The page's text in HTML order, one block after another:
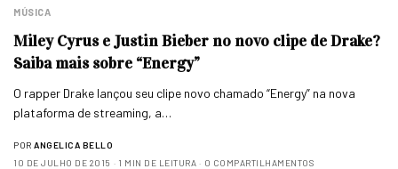
MÚSICA
Miley Cyrus e Justin Bieber no novo clipe de Drake?
Saiba mais sobre “Energy”
O rapper Drake lançou seu clipe novo chamado “Energy” na nova
plataforma de streaming, a…
POR ANGELICA BELLO
10 DE JULHO DE 2015
1 MIN DE LEITURA 0 COMPARTILHAMENTOS